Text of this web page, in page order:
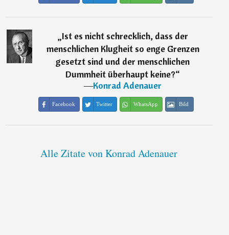
„Ist es nicht schrecklich, dass der
menschlichen Klugheit so enge Grenzen
gesetzt sind und der menschlichen
Dummheit überhaupt keine?“
―Konrad Adenauer
Facebook Twitter WhatsApp Bild
Alle Zitate von Konrad Adenauer